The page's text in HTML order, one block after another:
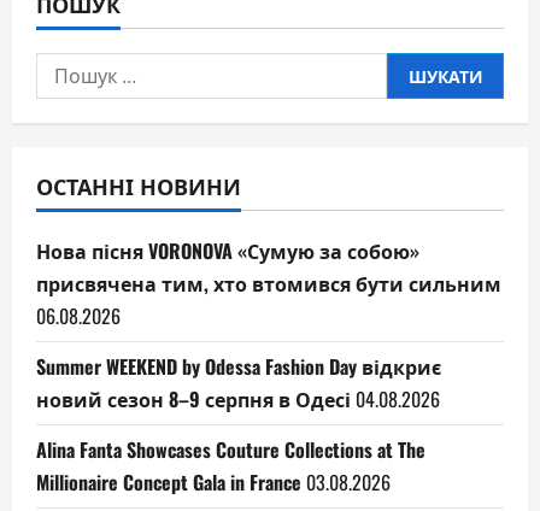
Пошук:
ОСТАННІ НОВИНИ
Нова пісня VORONOVA «Сумую за собою»
присвячена тим, хто втомився бути сильним
06.08.2026
Summer WEEKEND by Odessa Fashion Day відкриє
новий сезон 8–9 серпня в Одесі 04.08.2026
Alina Fanta Showcases Couture Collections at The
Millionaire Concept Gala in France 03.08.2026